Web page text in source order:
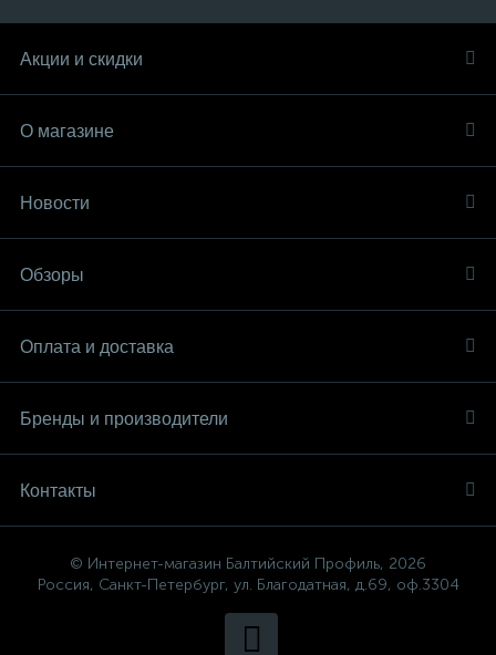
Акции и скидки
О магазине
Новости
Обзоры
Оплата и доставка
Бренды и производители
Контакты
© Интернет-магазин Балтийский Профиль, 2026
Россия, Санкт-Петербург, ул. Благодатная, д.69, оф.3304